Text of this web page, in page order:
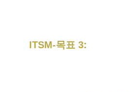
ITSM-목표 3: